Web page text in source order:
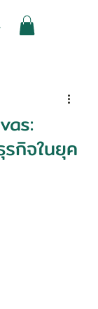
บ
กิจในยุค